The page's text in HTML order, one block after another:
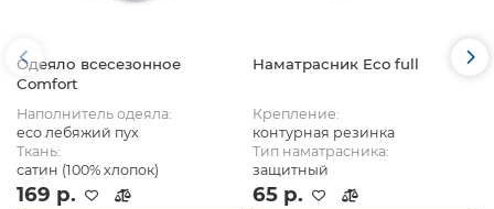
Одеяло всесезонное
Comfort
Наполнитель одеяла:
eco лебяжий пух
Ткань:
сатин (100% хлопок)
169 р.
Наматрасник Eco full
Крепление:
контурная резинка
Тип наматрасника:
защитный
65 р.